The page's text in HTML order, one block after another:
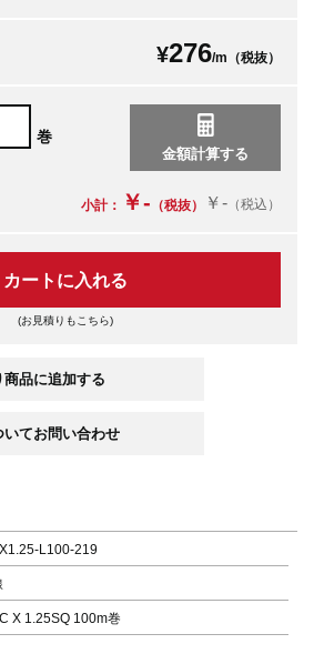
¥276/m（税抜）
巻
小計： ￥- （税抜） ￥- （税込）
カートに入れる
(お見積りもこちら)
L100-219
X 1.25SQ 100m巻